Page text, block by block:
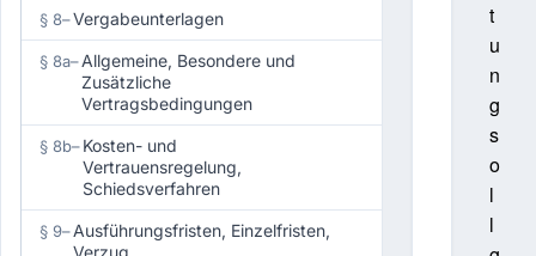
§ 8–Vergabeunterlagen
§ 8a–Allgemeine, Besondere und
Zusätzliche
Vertragsbedingungen
§ 8b–Kosten- und
Vertrauensregelung,
Schiedsverfahren
§ 9–Ausführungsfristen, Einzelfristen,
Verzug
t
u
n
g
s
o
l
l